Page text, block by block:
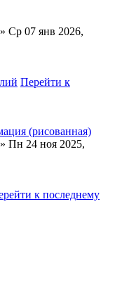
» Ср 07 янв 2026,
Перейти к
(рисованная)
» Пн 24 ноя 2025,
к последнему